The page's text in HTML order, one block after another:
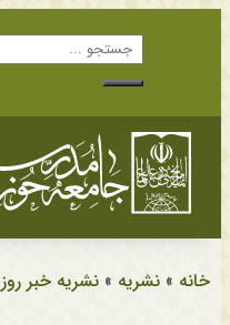
خانه » نشریه » نشریه خبر روز